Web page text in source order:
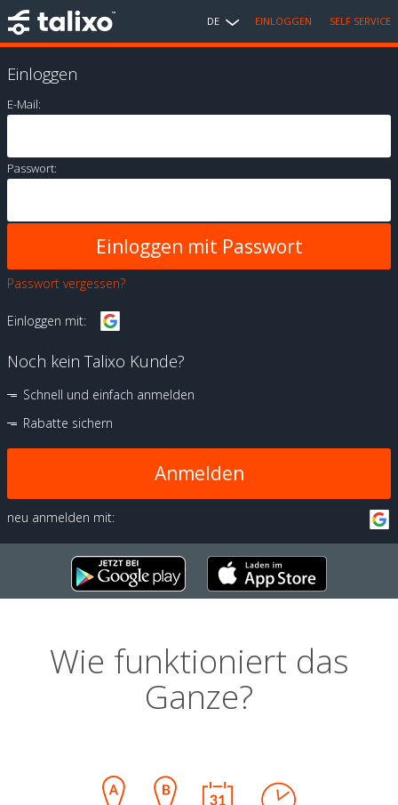
DE EINLOGGEN SELF SERVICE
Einloggen
E-Mail:
Passwort:
Passwort vergessen?
Einloggen mit:
Noch kein Talixo Kunde?
Schnell und einfach anmelden
Rabatte sichern
Anmelden
neu anmelden mit:
Wie funktioniert das
Ganze?